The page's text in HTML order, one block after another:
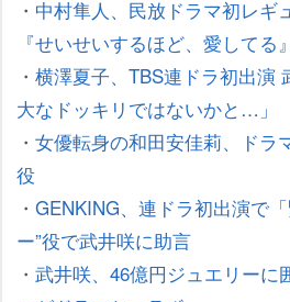
・ 中村隼人、民放ドラマ初レギ
『せいせいするほど、愛してる』
・ 横澤夏子、TBS連ドラ初出演
大なドッキリではないかと…」
・ 女優転身の和田安佳莉、ドラ
役
・ GENKING、連ドラ初出演で
ー”役で武井咲に助言
・ 武井咲、46億円ジュエリーに